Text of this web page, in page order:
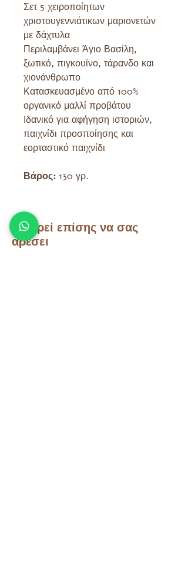
Σετ 5 χειροποίητων
χριστουγεννιάτικων μαριονετών
με δάχτυλα
Περιλαμβάνει Άγιο Βασίλη,
ξωτικό, πιγκουίνο, τάρανδο και
χιονάνθρωπο
Κατασκευασμένο από 100%
οργανικό μαλλί προβάτου
Ιδανικό για αφήγηση ιστοριών,
παιχνίδι προσποίησης και
εορταστικό παιχνίδι
Βάρος: 130 γρ.
Μπορεί επίσης να σας
αρέσει